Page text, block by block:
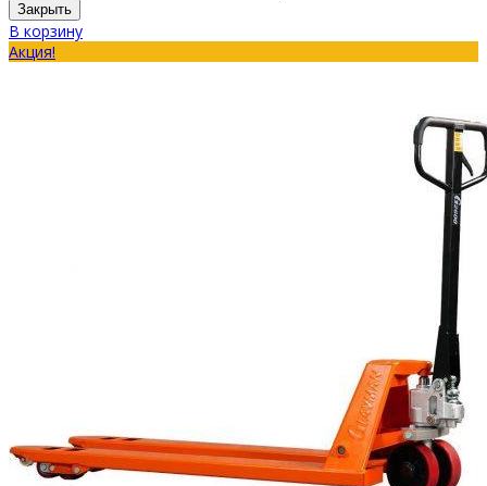
Закрыть
В корзину
Акция!